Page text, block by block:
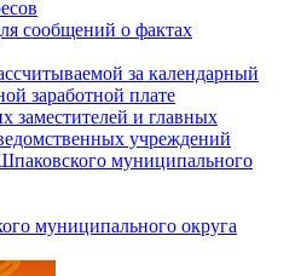
сообщений о фактах
за календарный
заработной плате
заместителей и главных
учреждений
муниципального
муниципального округа